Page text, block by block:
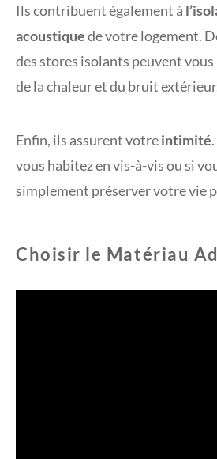
Ils contribuent également à
acoustiquede votre logement.
des stores isolants peuvent
de la chaleur et du bruit
Enfin, ils assurent votreintimité
vous habitez en vis-à-vis ou si
simplement préserver votre vie
Choisir le Matériau